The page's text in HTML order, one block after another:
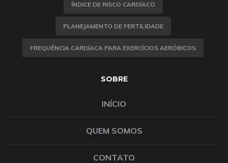
ÍNDICE DE RISCO CARDÍACO
PLANEJAMENTO DE FERTILIDADE
FREQUÊNCIA CARDÍACA PARA EXERCÍCIOS AERÓBICOS
SOBRE
INÍCIO
QUEM SOMOS
CONTATO